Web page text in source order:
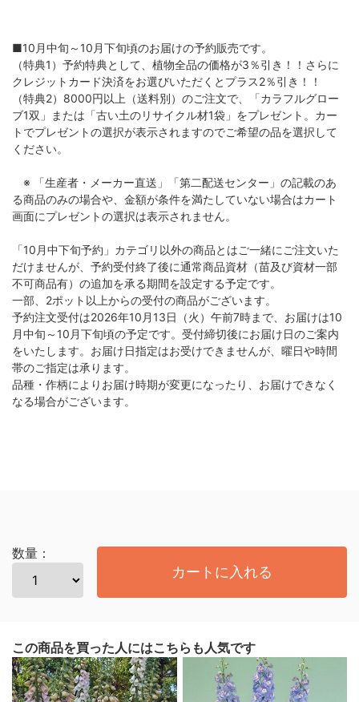
■10月中旬～10月下旬頃のお届けの予約販売です。
（特典1）予約特典として、植物全品の価格が3％引き！！さらに
クレジットカード決済をお選びいただくとプラス2％引き！！
（特典2）8000円以上（送料別）のご注文で、「カラフルグロー
ブ1双」または「古い土のリサイクル材1袋」をプレゼント。カー
トでプレゼントの選択が表示されますのでご希望の品を選択して
ください。
※ 「生産者・メーカー直送」「第二配送センター」の記載のあ
る商品のみの場合や、金額が条件を満たしていない場合はカート
画面にプレゼントの選択は表示されません。
「10月中下旬予約」カテゴリ以外の商品とはご一緒にご注文いた
だけませんが、予約受付終了後に通常商品資材（苗及び資材一部
不可商品有）の追加を承る期間を設定する予定です。
一部、2ポット以上からの受付の商品がございます。
予約注文受付は2026年10月13日（火）午前7時まで、お届けは10
月中旬～10月下旬頃の予定です。受付締切後にお届け日のご案内
をいたします。お届け日指定はお受けできませんが、曜日や時間
帯のご指定は承ります。
品種・作柄によりお届け時期が変更になったり、お届けできなく
なる場合がございます。
数量：
カートに入れる
この商品を買った人にはこちらも人気です